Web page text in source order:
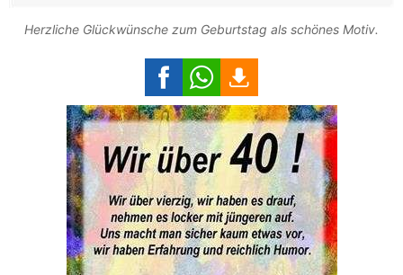
Herzliche Glückwünsche zum Geburtstag als schönes Motiv.